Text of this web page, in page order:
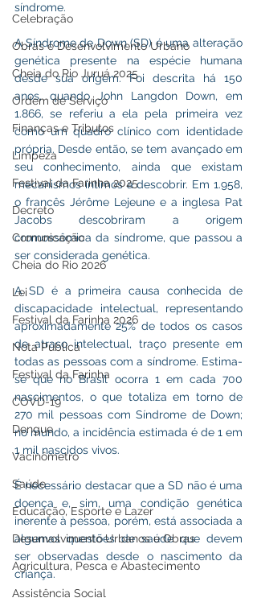
Celebração
Obras e Desenvolvimento Urbano
Cheia do Rio Juruá 2025
Ordem de Serviço
Finanças e Tributos
Limpeza
Festival da Farinha 2025
Decreto
Comunicação
Cheia do Rio 2026
Lei
Festival da Farinha 2026
Nota Pública
Festival da Farinha
COVD-19
Dengue
Vacinômetro
Saúde
Educação, Esporte e Lazer
Desenvolvimento Urbanos e Obras
Agricultura, Pesca e Abastecimento
Assistência Social
síndrome.
A Síndrome de Down (SD) é uma alteração
genética presente na espécie humana
desde sua origem. Foi descrita há 150
anos, quando John Langdon Down, em
1.866, se referiu a ela pela primeira vez
como um quadro clínico com identidade
própria. Desde então, se tem avançado em
seu conhecimento, ainda que existam
mecanismos íntimos a descobrir. Em 1.958,
o francês Jérôme Lejeune e a inglesa Pat
Jacobs descobriram a origem
cromossômica da síndrome, que passou a
ser considerada genética.
A SD é a primeira causa conhecida de
discapacidade intelectual, representando
aproximadamente 25% de todos os casos
de atraso intelectual, traço presente em
todas as pessoas com a síndrome. Estima-
se que no Brasil ocorra 1 em cada 700
nascimentos, o que totaliza em torno de
270 mil pessoas com Síndrome de Down;
no mundo, a incidência estimada é de 1 em
1 mil nascidos vivos.
É necessário destacar que a SD não é uma
doença e, sim, uma condição genética
inerente à pessoa, porém, está associada a
algumas questões de saúde que devem
ser observadas desde o nascimento da
criança.